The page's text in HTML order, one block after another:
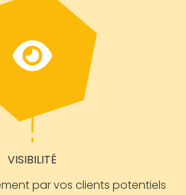
VISIBILITÉ
par vos clients potentiels